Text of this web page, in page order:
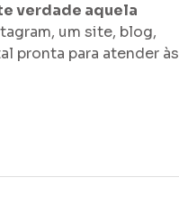
verdade aquela
um site, blog,
pronta para atender às